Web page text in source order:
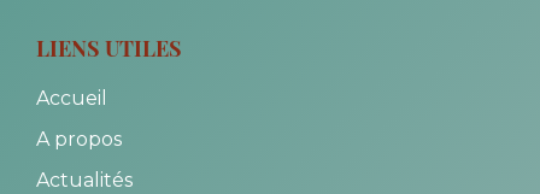
LIENS UTILES
Accueil
A propos
Actualités